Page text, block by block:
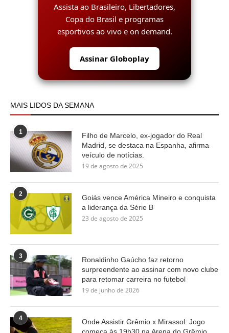
Assista ao Brasileiro, Libertadores,
Copa do Brasil e programas
esportivos ao vivo e on demand.
Assinar Globoplay
MAIS LIDOS DA SEMANA
1
Filho de Marcelo, ex-jogador do Real
Madrid, se destaca na Espanha, afirma
veículo de notícias.
19 de agosto de 2025
2
Goiás vence América Mineiro e conquista
a liderança da Série B
23 de agosto de 2025
3
Ronaldinho Gaúcho faz retorno
surpreendente ao assinar com novo clube
para retomar carreira no futebol
19 de junho de 2026
4
Onde Assistir Grêmio x Mirassol: Jogo